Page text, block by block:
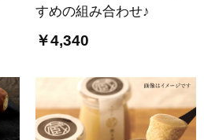
すめの組み合わせ♪
￥4,340